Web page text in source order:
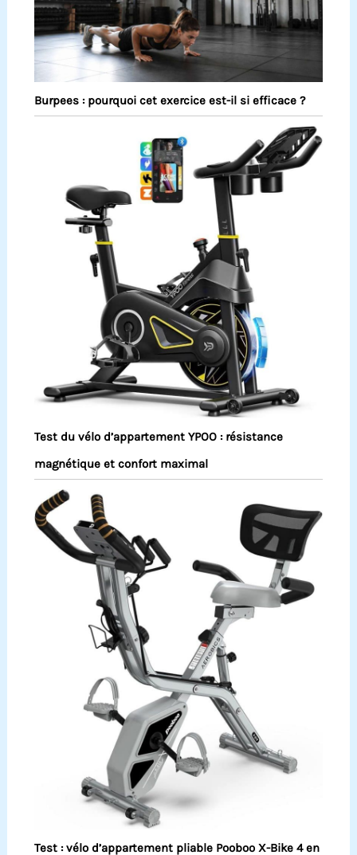
Burpees : pourquoi cet exercice est-il si efficace ?
Test du vélo d’appartement YPOO : résistance
magnétique et confort maximal
Test : vélo d’appartement pliable Pooboo X-Bike 4 en